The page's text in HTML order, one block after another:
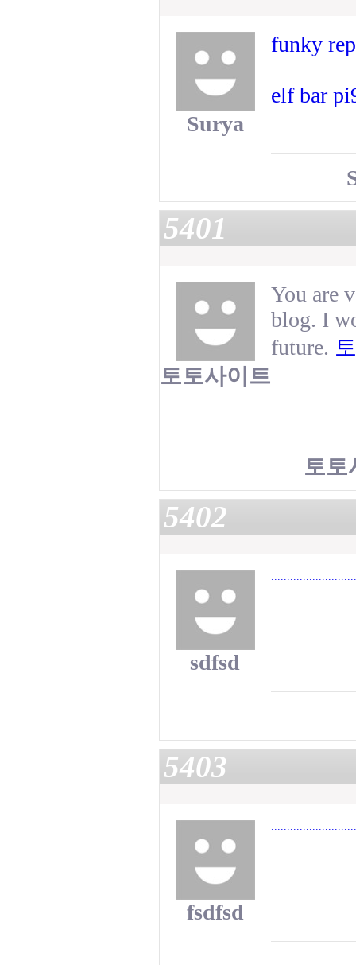
Surya
funky
elf bar
5401
토토사이트
You are
blog. I
future.
토토
5402
sdfsd
...........................
5403
fsdfsd
...........................